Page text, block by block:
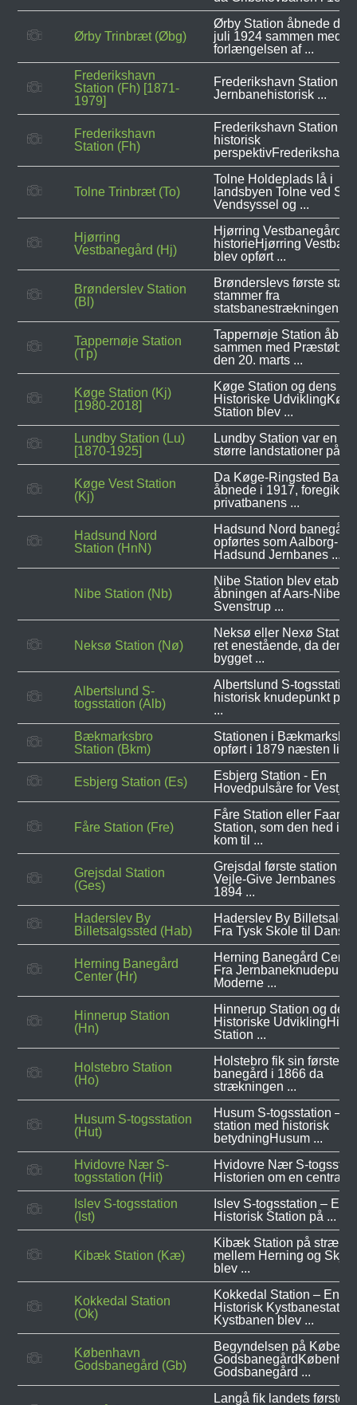
Ørby Trinbræt (Øbg)
Ørby Station åbnede den
juli 1924 sammen med
forlængelsen af ...
Frederikshavn
Station (Fh) [1871-
1979]
Frederikshavn Station -
Jernbanehistorisk ...
Frederikshavn
Station (Fh)
Frederikshavn Station i
historisk
Tolne Trinbræt (To)
Tolne Holdeplads lå i
landsbyen Tolne ved
Vendsyssel og ...
Hjørring
Vestbanegård (Hj)
Hjørring Vestbanegårds
historieHjørring
blev opført ...
Brønderslev Station
(Bl)
Brønderslevs første
stammer fra
statsbanestrækningen ...
Tappernøje Station
(Tp)
Tappernøje Station
sammen med
den 20. marts ...
Køge Station (Kj)
[1980-2018]
Køge Station og dens
Historiske
Station blev ...
Lundby Station (Lu)
[1870-1925]
Lundby Station var en af
større landstationer på
Køge Vest Station
(Kj)
Da Køge-Ringsted
åbnede i 1917, foregik
privatbanens ...
Hadsund Nord
Station (HnN)
Hadsund Nord banegård
opførtes som Aalborg-
Hadsund Jernbanes ...
Nibe Station (Nb)
Nibe Station blev
åbningen af Aars-Nibe-
Svenstrup ...
Neksø Station (Nø)
Neksø eller Nexø
ret enestående, da den
bygget ...
Albertslund S-
togsstation (Alb)
Albertslund S-
historisk knudepunkt på
...
Bækmarksbro
Station (Bkm)
Stationen i
opført i 1879 næsten lige
Esbjerg Station (Es)
Esbjerg Station - En
Hovedpulsåre for
Fåre Station (Fre)
Fåre Station eller Faare
Station, som den hed i
kom til ...
Grejsdal Station
(Ges)
Grejsdal første station fra
Vejle-Give Jernbanes
1894 ...
Haderslev By
Billetsalgssted (Hab)
Haderslev By
Fra Tysk Skole til Dansk
Herning Banegård
Center (Hr)
Herning Banegård
Fra
Moderne ...
Hinnerup Station
(Hn)
Hinnerup Station og
Historiske
Station ...
Holstebro Station
(Ho)
Holstebro fik sin første
banegård i 1866 da
strækningen ...
Husum S-togsstation
(Hut)
Husum S-togsstation –
station med historisk
betydningHusum ...
Hvidovre Nær S-
togsstation (Hit)
Hvidovre Nær S-
Historien om en central ...
Islev S-togsstation
(Ist)
Islev S-togsstation – En
Historisk Station på ...
Kibæk Station (Kæ)
Kibæk Station på
mellem Herning og
blev ...
Kokkedal Station
(Ok)
Kokkedal Station – En
Historisk
Kystbanen blev ...
København
Godsbanegård (Gb)
Begyndelsen på
Godsbanegård ...
Langå fik landets første